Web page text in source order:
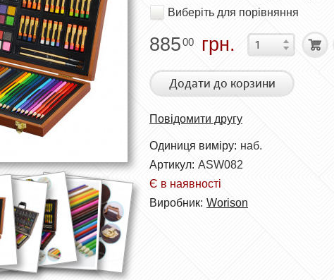
Виберіть для порівняння
88500 грн.
Додати до корзини
Повідомити другу
Одиниця виміру: наб.
Артикул: ASW082
Є в наявності
Виробник: Worison